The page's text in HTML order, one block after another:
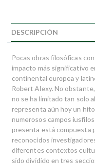
DESCRIPCIÓN
Pocas obras filosóficas
impacto más significativo
continental europea y
Robert Alexy. No
no se ha limitado tan solo
representa aún hoy un
numerosos campos
presenta está compuesta
reconocidos
diferentes contextos
sido dividido en tres